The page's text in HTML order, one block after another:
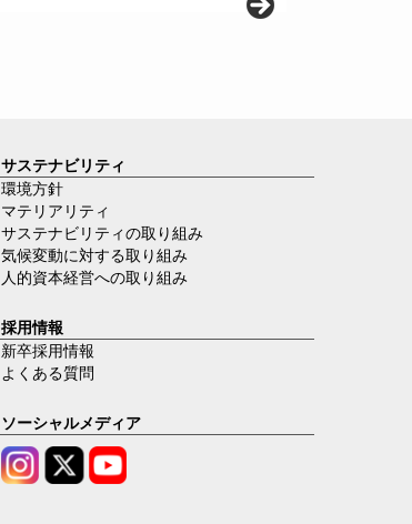
サステナビリティ
環境方針
マテリアリティ
サステナビリティの取り組み
気候変動に対する取り組み
人的資本経営への取り組み
採用情報
新卒採用情報
よくある質問
ソーシャルメディア